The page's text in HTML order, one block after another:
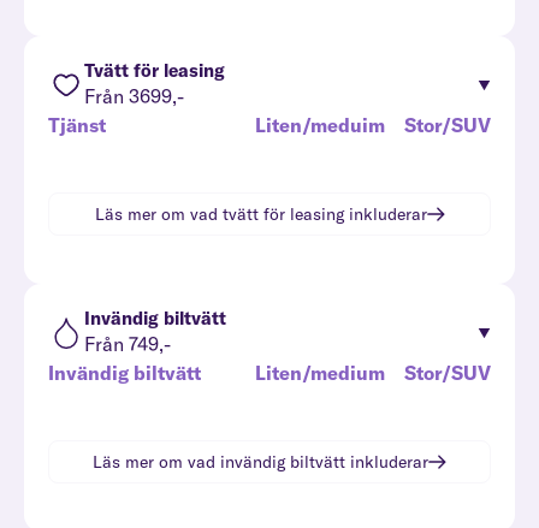
Tvätt för leasing
Från 3699,-
Tjänst
Liten/meduim Stor/SUV
Läs mer om vad tvätt för leasinginkluderar
Invändig biltvätt
Från 749,-
Invändig biltvätt
Liten/medium Stor/SUV
Läs mer om vad invändig biltvätt inkluderar